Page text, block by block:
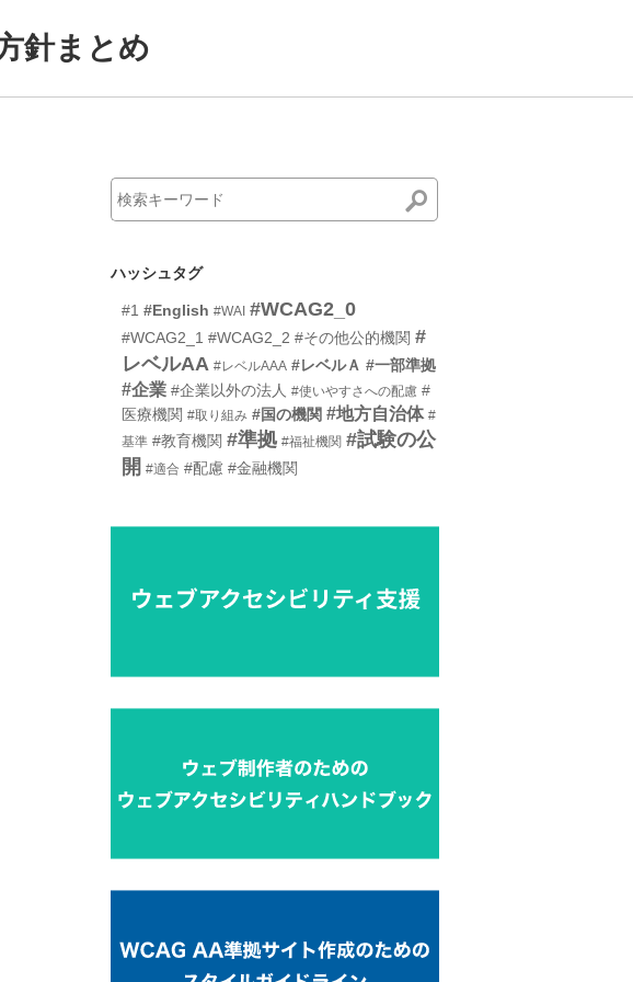
針まとめ
ハッシュタグ
#1 #English #WAI #WCAG2_0
#WCAG2_1 #WCAG2_2 #その他公的機関 #
レベルAA #レベルAAA #レベルＡ #一部準拠
#企業 #企業以外の法人 #使いやすさへの配慮 #
医療機関 #取り組み #国の機関 #地方自治体 #
基準 #教育機関 #準拠 #福祉機関 #試験の公
開 #適合 #配慮 #金融機関